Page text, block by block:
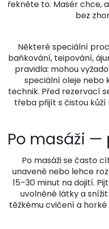
řekněte to. Masér chce,
bez
Některé speciální
baňkování, teipování,
pravidla: mohou
speciální oleje nebo
technik. Před rezervací
třeba přijít s čistou
Po masáži —
Po masáži se často
unaveně nebo lehce
15–30 minut na dojití.
uvolněné látky a
těžkému cvičení a